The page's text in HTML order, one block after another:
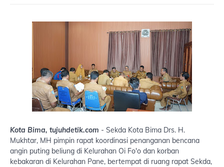
Kota Bima, tujuhdetik.com - Sekda Kota Bima Drs. H.
Mukhtar, MH pimpin rapat koordinasi penanganan bencana
angin puting beliung di Kelurahan Oi Fo'o dan korban
kebakaran di Kelurahan Pane, bertempat di ruang rapat Sekda,